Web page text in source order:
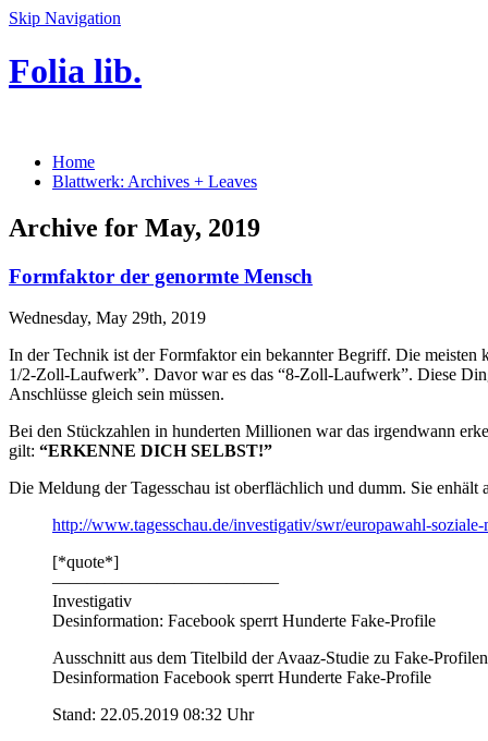
Skip Navigation
Folia lib.
Home
Blattwerk: Archives + Leaves
Archive for May, 2019
Formfaktor der genormte Mensch
Wednesday, May 29th, 2019
In der Technik ist der Formfaktor ein bekannter Begriff. Die
1/2-Zoll-Laufwerk”. Davor war es das “8-Zoll-Laufwerk”. Diese
Anschlüsse gleich sein müssen.
Bei den Stückzahlen in hunderten Millionen war das irgendwann
gilt: “ERKENNE DICH SELBST!”
Die Meldung der Tagesschau ist oberflächlich und dumm. Sie enhält
http://www.tagesschau.de/investigativ/swr/europawahl-
[*quote*]
—————————————
Investigativ
Desinformation: Facebook sperrt Hunderte Fake-Profile
Ausschnitt aus dem Titelbild der Avaaz-Studie zu Fake-
Desinformation Facebook sperrt Hunderte Fake-Profile
Stand: 22.05.2019 08:32 Uhr